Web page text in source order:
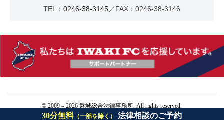
30分無料（一部を除く） 法律相談のご予約
TEL： 0246-38-3145／FAX：0246-38-3146
© 2009 – 2026 磐城総合法律事務所, All rights reserved.